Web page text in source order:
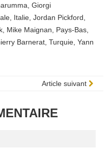
Giorgi
Italie Jordan Pickford
Mike Maignan Pays-Bas
Barnerat Turquie Yann
Article suivant